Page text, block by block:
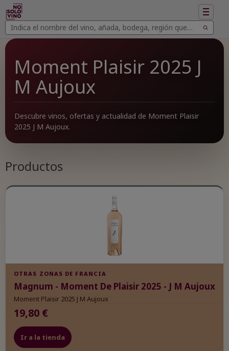
Buscar
vinos
Buscar
Mostrar
Moment Plaisir 2025 J
M Aujoux
Descubre vinos, ofertas y actualidad de Moment Plaisir
2025 J M Aujoux.
Productos
OTRAS ZONAS DE FRANCIA
Magnum - Moment De Plaisir 2025 - J M Aujoux
Moment Plaisir 2025 J M Aujoux
19,80 €
Ir a la tienda